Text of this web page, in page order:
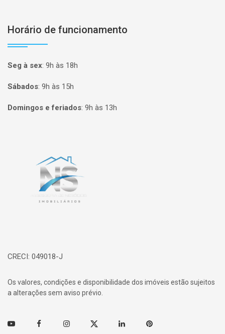
Horário de funcionamento
Seg à sex: 9h às 18h
Sábados: 9h às 15h
Domingos e feriados: 9h às 13h
CRECI: 049018-J
Os valores, condições e disponibilidade dos imóveis estão sujeitos
a alterações sem aviso prévio.
Youtube FacebookInstagramTwitter Linkedin Pinterest